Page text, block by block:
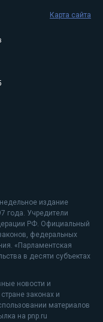
издание
года. Учредители
РФ. Официальный
федеральных
«Парламентская
в десяти субъектах
новости и
законах и
материалов
на pnp.ru
Карта сайта